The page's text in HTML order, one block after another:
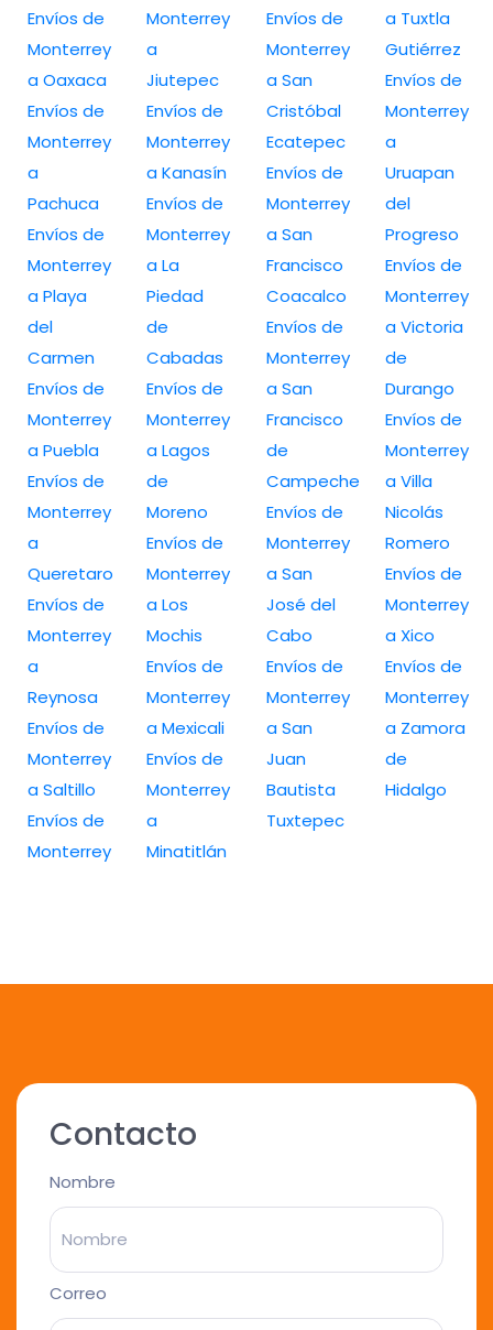
Envíos de
Monterrey
a Oaxaca
Envíos de
Monterrey
a
Pachuca
Envíos de
Monterrey
a Playa
del
Carmen
Envíos de
Monterrey
a Puebla
Envíos de
Monterrey
a
Queretaro
Envíos de
Monterrey
a
Reynosa
Envíos de
Monterrey
a Saltillo
Envíos de
Monterrey
Monterrey
a
Jiutepec
Envíos de
Monterrey
a Kanasín
Envíos de
Monterrey
a La
Piedad
de
Cabadas
Envíos de
Monterrey
a Lagos
de
Moreno
Envíos de
Monterrey
a Los
Mochis
Envíos de
Monterrey
a Mexicali
Envíos de
Monterrey
a
Minatitlán
Envíos de
Monterrey
a San
Cristóbal
Ecatepec
Envíos de
Monterrey
a San
Francisco
Coacalco
Envíos de
Monterrey
a San
Francisco
de
Campeche
Envíos de
Monterrey
a San
José del
Cabo
Envíos de
Monterrey
a San
Juan
Bautista
Tuxtepec
a Tuxtla
Gutiérrez
Envíos de
Monterrey
a
Uruapan
del
Progreso
Envíos de
Monterrey
a Victoria
de
Durango
Envíos de
Monterrey
a Villa
Nicolás
Romero
Envíos de
Monterrey
a Xico
Envíos de
Monterrey
a Zamora
de
Hidalgo
Contacto
Nombre
Correo